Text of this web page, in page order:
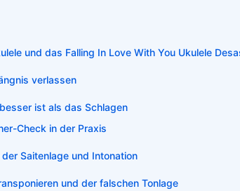
und das Falling In Love With You Ukulele
verlassen
ist als das Schlagen
Check in der Praxis
Saitenlage und Intonation
und der falschen Tonlage